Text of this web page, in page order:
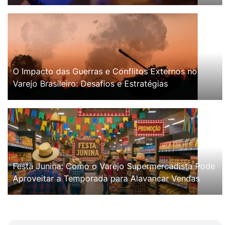
O Impacto das Guerras e Conflitos Externos no
Varejo Brasileiro: Desafios e Estratégias
Festa Junina: Como o Varejo Supermercadista Pode
Aproveitar a Temporada para Alavancar Vendas